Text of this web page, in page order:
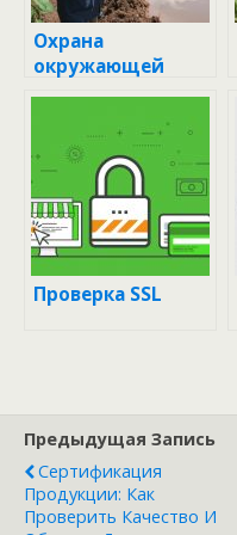
Охрана
окружающей
среды при
сохранить
природу и
развивать
экономику
Проверка SSL
Предыдущая Запись
Сертификация
Продукции: Как
Проверить Качество И